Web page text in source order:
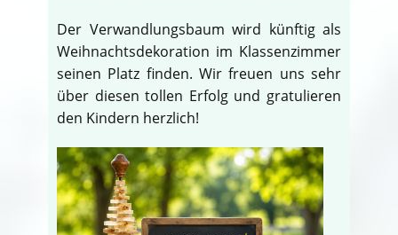
Der Verwandlungsbaum wird künftig als
Weihnachtsdekoration im Klassenzimmer
seinen Platz finden. Wir freuen uns sehr
über diesen tollen Erfolg und gratulieren
den Kindern herzlich!